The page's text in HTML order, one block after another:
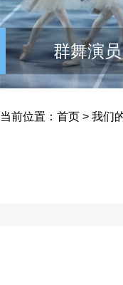
群舞演员
当前位置： 首页 > 我们